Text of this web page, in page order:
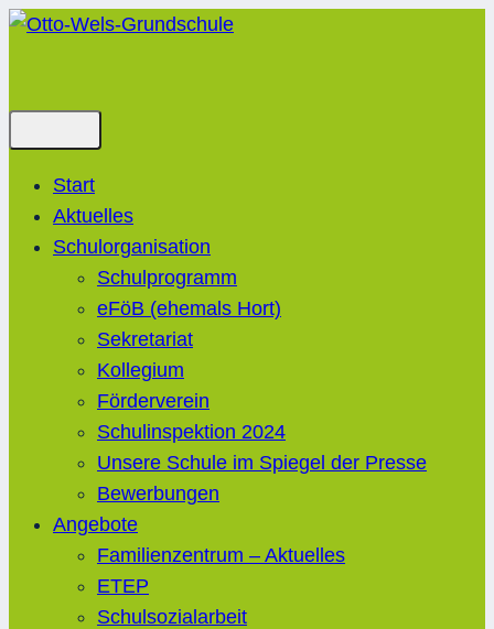
Zum
Start
Aktuelles
Schulorganisation
Schulprogramm
eFöB (ehemals Hort)
Sekretariat
Kollegium
Förderverein
Schulinspektion 2024
Unsere Schule im Spiegel der Presse
Bewerbungen
Angebote
Familienzentrum – Aktuelles
ETEP
Schulsozialarbeit